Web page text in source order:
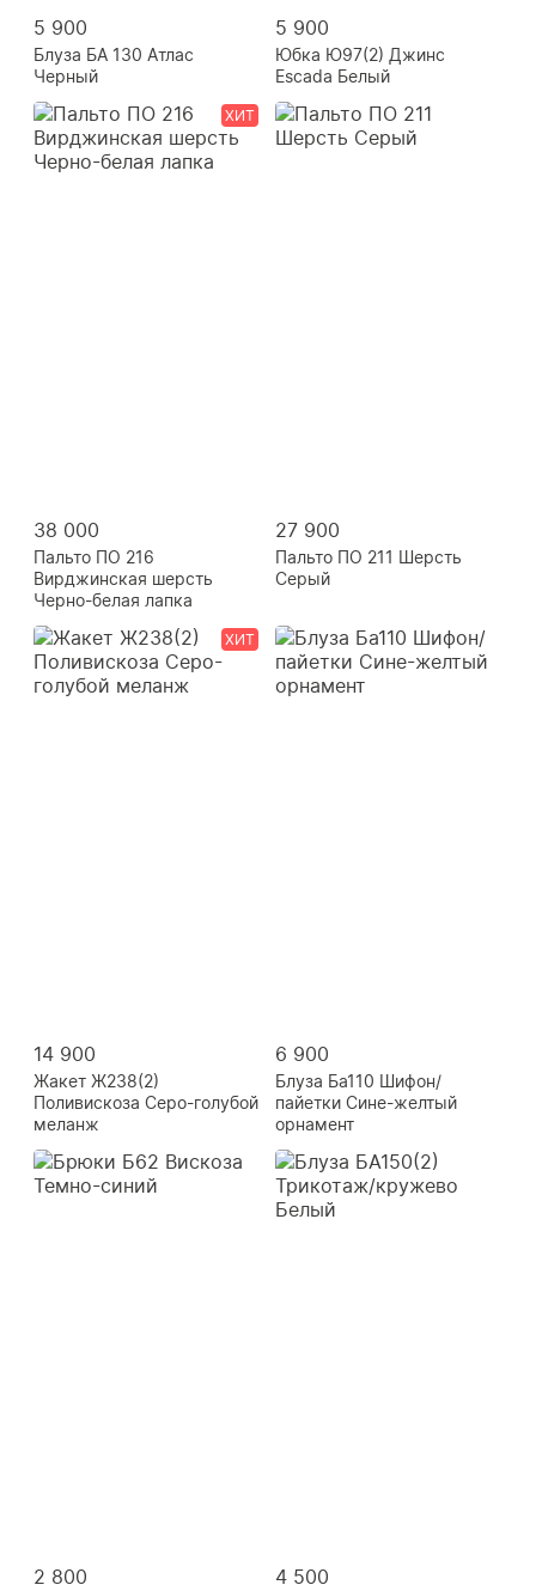
5 900
Блуза БА 130 Атлас
Черный
5 900
Юбка Ю97(2) Джинс
Escada Белый
38 000
Пальто ПО 216
Вирджинская шерсть
Черно-белая лапка
ХИТ
27 900
Пальто ПО 211 Шерсть
Серый
14 900
Жакет Ж238(2)
Поливискоза Серо-голубой
меланж
ХИТ
6 900
Блуза Ба110 Шифон/
пайетки Сине-желтый
орнамент
2 800 4 500